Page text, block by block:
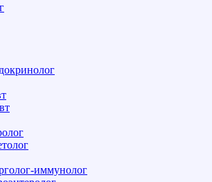
иммунолог